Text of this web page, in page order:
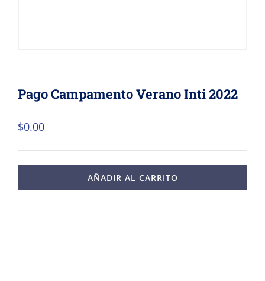
Pago Campamento Verano Inti 2022
$0.00
AÑADIR AL CARRITO